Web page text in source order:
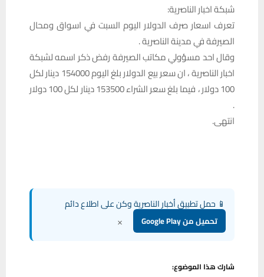
شبكة اخبار الناصرية:
تعرف اسعار صرف الدولار اليوم السبت في اسواق ومحال
الصيرفة في مدينة الناصرية .
وقال احد مسؤولي مكاتب الصيرفة رفض ذكر اسمه لشبكة
اخبار الناصرية ، ان سعر بيع الدولار بلغ اليوم 154000 دينار لكل
100 دولار ، فيما بلغ سعر الشراء 153500 دينار لكل 100 دولار
.
انتهى.
📱 حمل تطبيق أخبار الناصرية وكن على اطلاع دائم
تحميل من Google Play ×
شارك هذا الموضوع: